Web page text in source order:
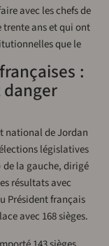
avec les chefs de
ans et qui ont
que le
:
national de Jordan
législatives
de la gauche, dirigé
résultats avec
Président français
avec 168 sièges.